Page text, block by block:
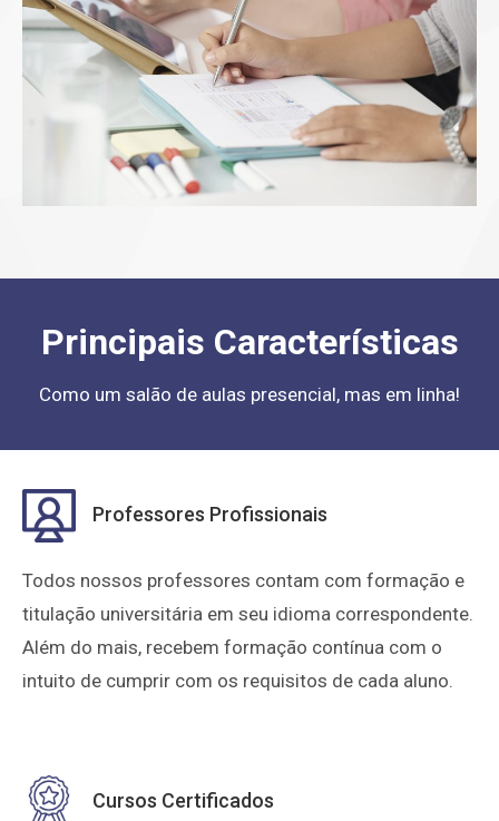
Principais Características
Como um salão de aulas presencial, mas em linha!
Professores Profissionais
Todos nossos professores contam com formação e
titulação universitária em seu idioma correspondente.
Além do mais, recebem formação contínua com o
intuito de cumprir com os requisitos de cada aluno.
Cursos Certificados